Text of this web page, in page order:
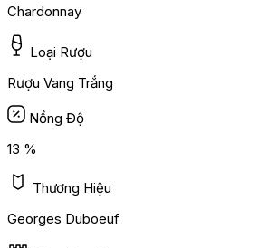
Chardonnay
Loại Rượu
Rượu Vang Trắng
Nồng Độ
13 %
Thương Hiệu
Georges Duboeuf